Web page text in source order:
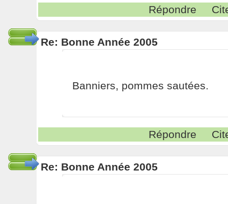
Répondre
Re: Bonne Année 2005
Banniers, pommes sautées.
Répondre
Re: Bonne Année 2005